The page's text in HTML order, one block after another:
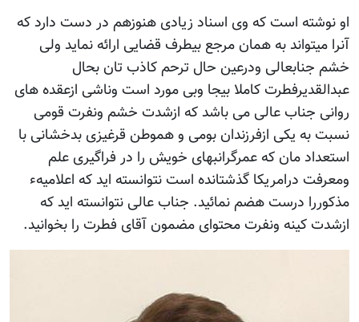
او نوشته است که وی اسناد زیادی هنوزهم در دست دارد که
آنرا میتواند به همان مرجع بیطرف قضایی ارائه نماید ولی
خشم جنابعالی ودرعین حال ترحم کاذب تان بحال
عبدالقدیرفطرت کاملا بیجا وبی مورد است وناشی ازعقده های
روانی جناب عالی می باشد که ازشدت خشم ونفرت قومی
نسبت به یکی ازفرزندان بومی و هموطن قرغیزی بدخشانی با
استعداد مان که عمرگرانبهای خویش را در فراگیری علم
ومعرفت درامریکا گذشتانده است نتوانسته اید که اعلامیهء
مذکوررا درست هضم نمائید. جناب عالی نتوانسته اید که
ازشدت کینه ونفرت محتوای مضمون آقای فطرت را بخوانید.